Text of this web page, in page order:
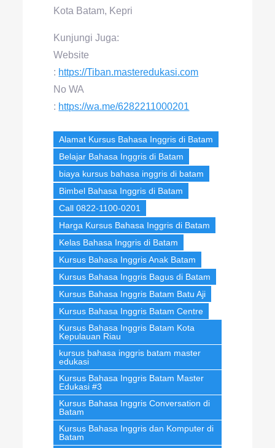
Kota Batam, Kepri
Kunjungi Juga:
Website
: https://Tiban.masteredukasi.com
No WA
: https://wa.me/6282211000201
Alamat Kursus Bahasa Inggris di Batam
Belajar Bahasa Inggris di Batam
biaya kursus bahasa inggris di batam
Bimbel Bahasa Inggris di Batam
Call 0822-1100-0201
Harga Kursus Bahasa Inggris di Batam
Kelas Bahasa Inggris di Batam
Kursus Bahasa Inggris Anak Batam
Kursus Bahasa Inggris Bagus di Batam
Kursus Bahasa Inggris Batam Batu Aji
Kursus Bahasa Inggris Batam Centre
Kursus Bahasa Inggris Batam Kota
Kepulauan Riau
kursus bahasa inggris batam master
edukasi
Kursus Bahasa Inggris Batam Master
Edukasi #3
Kursus Bahasa Inggris Conversation di
Batam
Kursus Bahasa Inggris dan Komputer di
Batam